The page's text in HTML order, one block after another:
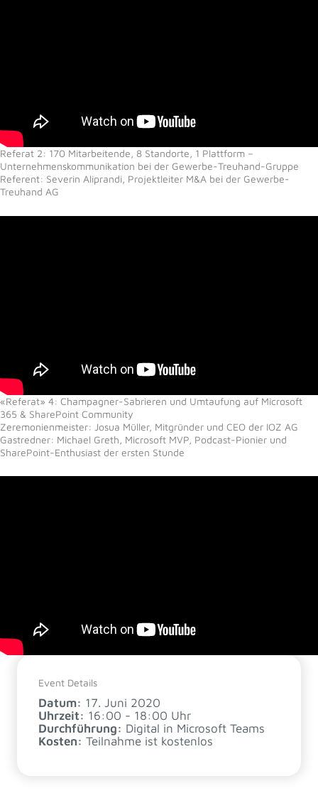
Referat 2: 170 Mitarbeitende, 8 Standorte, 1 Plattform –
Unternehmenskommunikation bei der Gewerbe-Treuhand-Gruppe
Referent: Severin Aliprandi, Projektleiter M&A bei der Gewerbe-
Treuhand AG
«Referat» 4: Champagner-Sabrieren und Umtaufung auf Microsoft
365 & SharePoint Community
Zeremonienmeister: Josua Müller, Mitgründer und CEO der IOZ AG
Gastredner: Michael Greth, Microsoft MVP, Podcast-Pionier und
SharePoint-Enthusiast der ersten Stunde
Event Details
Datum: 17. Juni 2020
Uhrzeit: 16:00 - 18:00 Uhr
Durchführung: Digital in Microsoft Teams
Kosten: Teilnahme ist kostenlos